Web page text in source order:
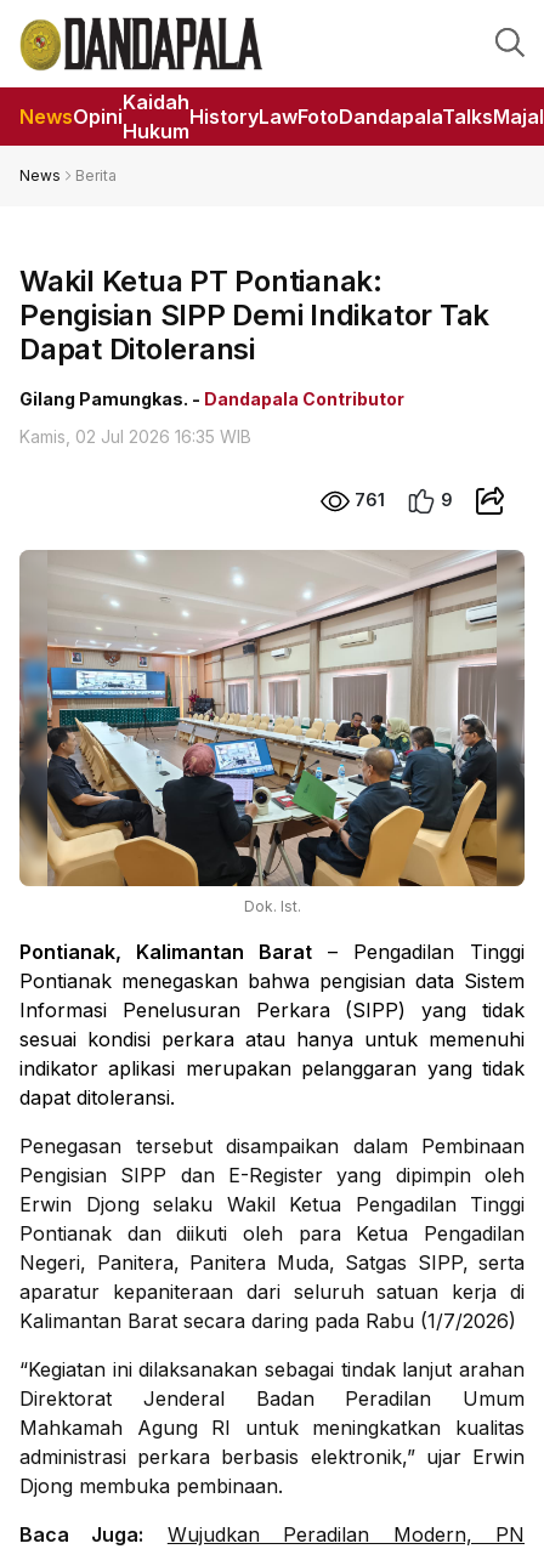
NewsOpini
Kaidah
Hukum
HistoryLawFotoDandapalaTalks
News Berita
Wakil Ketua PT Pontianak:
Pengisian SIPP Demi Indikator Tak
Dapat Ditoleransi
Gilang Pamungkas. - Dandapala Contributor
Kamis, 02 Jul 2026 16:35 WIB
761 9
Dok. Ist.
Pontianak, Kalimantan Barat – Pengadilan Tinggi
Pontianak menegaskan bahwa pengisian data Sistem
Informasi Penelusuran Perkara (SIPP) yang tidak
sesuai kondisi perkara atau hanya untuk memenuhi
indikator aplikasi merupakan pelanggaran yang tidak
dapat ditoleransi.
Penegasan tersebut disampaikan dalam Pembinaan
Pengisian SIPP dan E-Register yang dipimpin oleh
Erwin Djong selaku Wakil Ketua Pengadilan Tinggi
Pontianak dan diikuti oleh para Ketua Pengadilan
Negeri, Panitera, Panitera Muda, Satgas SIPP, serta
aparatur kepaniteraan dari seluruh satuan kerja di
Kalimantan Barat secara daring pada Rabu (1/7/2026)
“Kegiatan ini dilaksanakan sebagai tindak lanjut arahan
Direktorat Jenderal Badan Peradilan Umum
Mahkamah Agung RI untuk meningkatkan kualitas
administrasi perkara berbasis elektronik,” ujar Erwin
Djong membuka pembinaan.
Baca Juga:
Wujudkan Peradilan Modern, PN